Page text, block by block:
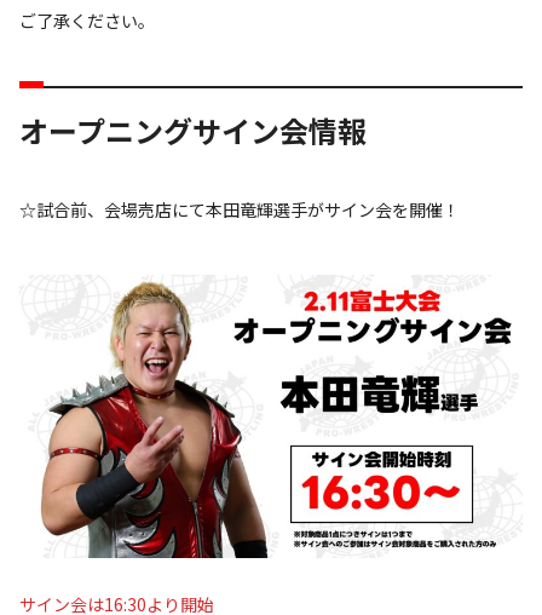
ご了承ください。
オープニングサイン会情報
☆試合前、会場売店にて本田竜輝選手がサイン会を開催！
サイン会は16:30より開始